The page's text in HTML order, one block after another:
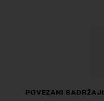
POVEZANI SADRŽAJI